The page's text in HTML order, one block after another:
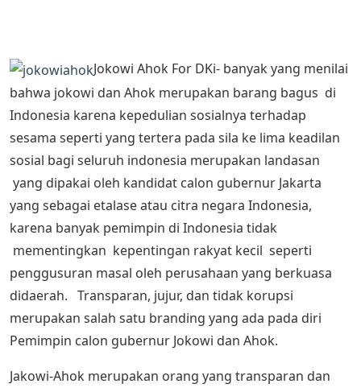
Jokowi Ahok For DKi- banyak yang menilai
bahwa jokowi dan Ahok merupakan barang bagus di
Indonesia karena kepedulian sosialnya terhadap
sesama seperti yang tertera pada sila ke lima keadilan
sosial bagi seluruh indonesia merupakan landasan
yang dipakai oleh kandidat calon gubernur Jakarta
yang sebagai etalase atau citra negara Indonesia,
karena banyak pemimpin di Indonesia tidak
mementingkan kepentingan rakyat kecil seperti
penggusuran masal oleh perusahaan yang berkuasa
didaerah. Transparan, jujur, dan tidak korupsi
merupakan salah satu branding yang ada pada diri
Pemimpin calon gubernur Jokowi dan Ahok.
Jakowi-Ahok merupakan orang yang transparan dan